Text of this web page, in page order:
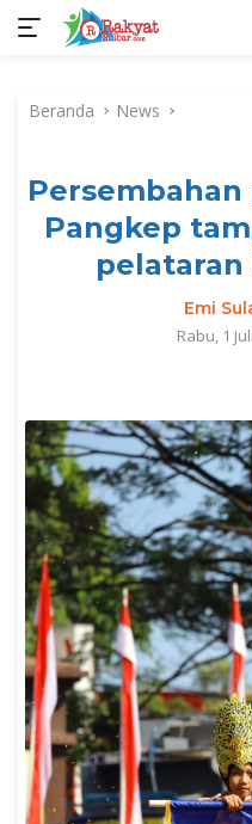
kontenBeranda News
Pangkep
pelataran
Emi
Rabu, 1